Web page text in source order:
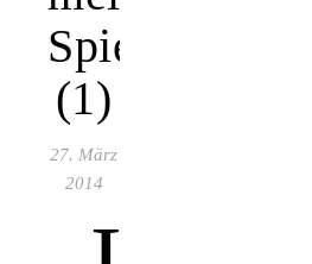
Spielerkarriere
(1)
27. März
2014